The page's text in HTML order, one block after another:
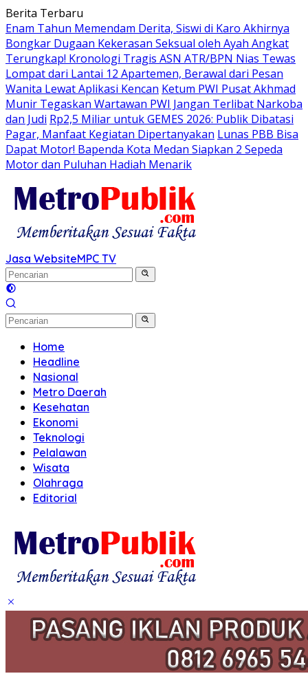
Langsung
ke
konten
Berita Terbaru
Enam Tahun Memendam Derita, Siswi di Karo Akhirnya
Bongkar Dugaan Kekerasan Seksual oleh Ayah Angkat
Terungkap! Kronologi Tragis ASN ATR/BPN Nias Tewas
Lompat dari Lantai 12 Apartemen, Berawal dari Pesan
Wanita Lewat Aplikasi Kencan Ketum PWI Pusat Akhmad
Munir Tegaskan Wartawan PWI Jangan Terlibat Narkoba
dan Judi Rp2,5 Miliar untuk GEMES 2026: Publik Dibatasi
Pagar, Manfaat Kegiatan Dipertanyakan Lunas PBB Bisa
Dapat Motor! Bapenda Kota Medan Siapkan 2 Sepeda
Motor dan Puluhan Hadiah Menarik
Jasa WebsiteMPC TV
Home
Headline
Nasional
Metro Daerah
Kesehatan
Ekonomi
Teknologi
Pelalawan
Wisata
Olahraga
Editorial